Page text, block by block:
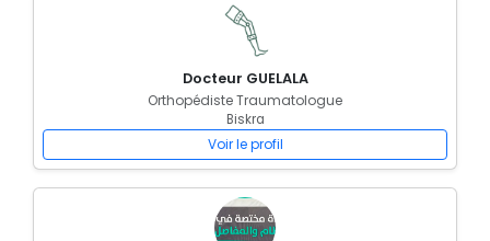
Docteur GUELALA
Orthopédiste Traumatologue
Biskra
Voir le profil